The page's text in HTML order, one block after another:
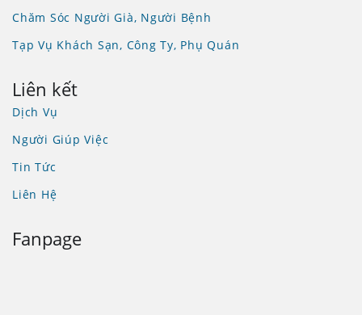
Chăm Sóc Người Già, Người Bệnh
Tạp Vụ Khách Sạn, Công Ty, Phụ Quán
Liên kết
Dịch Vụ
Người Giúp Việc
Tin Tức
Liên Hệ
Fanpage